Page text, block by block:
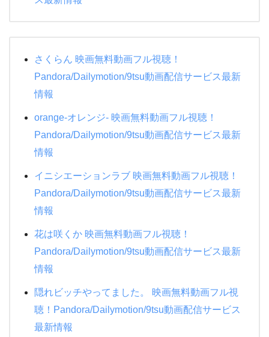
さくらん 映画無料動画フル視聴！
Pandora/Dailymotion/9tsu動画配信サービス最新
情報
orange-オレンジ- 映画無料動画フル視聴！
Pandora/Dailymotion/9tsu動画配信サービス最新
情報
イニシエーションラブ 映画無料動画フル視聴！
Pandora/Dailymotion/9tsu動画配信サービス最新
情報
花は咲くか 映画無料動画フル視聴！
Pandora/Dailymotion/9tsu動画配信サービス最新
情報
隠れビッチやってました。 映画無料動画フル視
聴！Pandora/Dailymotion/9tsu動画配信サービス
最新情報